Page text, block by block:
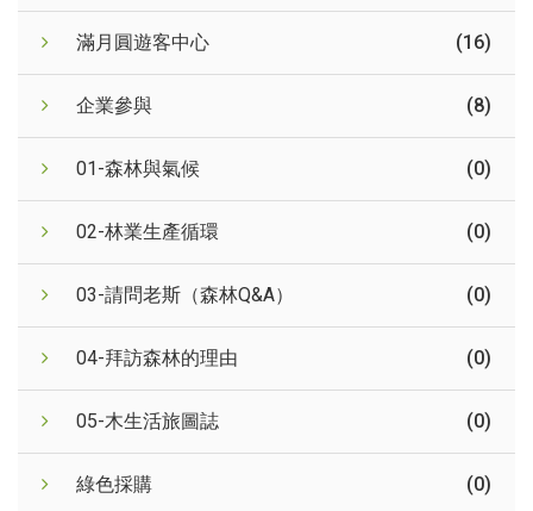
滿月圓遊客中心 (16)
企業參與 (8)
01-森林與氣候 (0)
02-林業生產循環 (0)
03-請問老斯（森林Q&A） (0)
04-拜訪森林的理由 (0)
05-木生活旅圖誌 (0)
綠色採購 (0)